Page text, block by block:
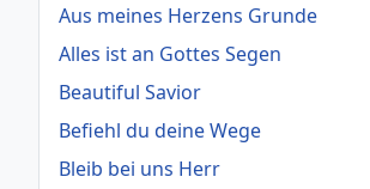
Aus meines Herzens Grunde
Alles ist an Gottes Segen
Beautiful Savior
Befiehl du deine Wege
Bleib bei uns Herr